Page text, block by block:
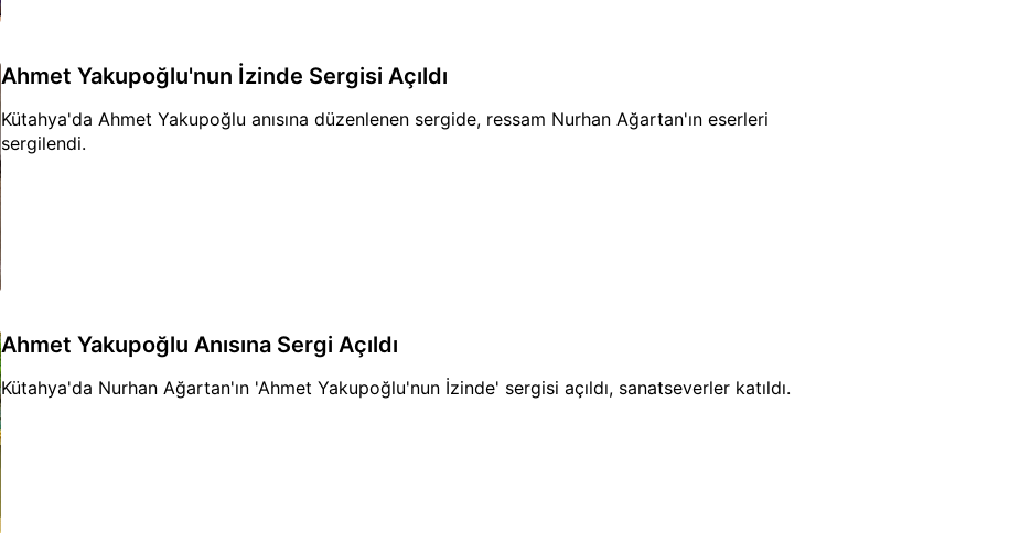
Ahmet Yakupoğlu'nun İzinde Sergisi Açıldı
Kütahya'da Ahmet Yakupoğlu anısına düzenlenen sergide, ressam Nurhan Ağartan'ın eserleri
sergilendi.
Ahmet Yakupoğlu Anısına Sergi Açıldı
Kütahya'da Nurhan Ağartan'ın 'Ahmet Yakupoğlu'nun İzinde' sergisi açıldı, sanatseverler katıldı.